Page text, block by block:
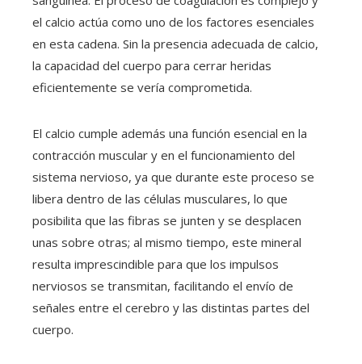
el calcio actúa como uno de los factores esenciales
en esta cadena. Sin la presencia adecuada de calcio,
la capacidad del cuerpo para cerrar heridas
eficientemente se vería comprometida.
El calcio cumple además una función esencial en la
contracción muscular y en el funcionamiento del
sistema nervioso, ya que durante este proceso se
libera dentro de las células musculares, lo que
posibilita que las fibras se junten y se desplacen
unas sobre otras; al mismo tiempo, este mineral
resulta imprescindible para que los impulsos
nerviosos se transmitan, facilitando el envío de
señales entre el cerebro y las distintas partes del
cuerpo.